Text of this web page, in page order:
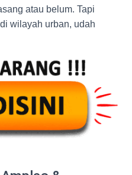
atau belum. Tapi
wilayah urban, udah